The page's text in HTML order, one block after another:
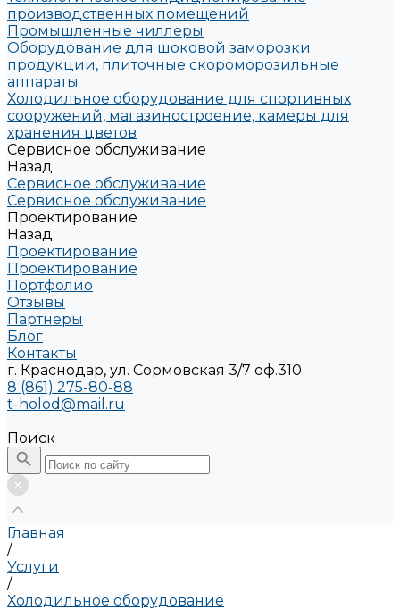
производственных помещений
Промышленные чиллеры
Оборудование для шоковой заморозки
продукции, плиточные скороморозильные
аппараты
Холодильное оборудование для спортивных
сооружений, магазиностроение, камеры для
хранения цветов
Сервисное обслуживание
Назад
Сервисное обслуживание
Сервисное обслуживание
Проектирование
Назад
Проектирование
Проектирование
Портфолио
Отзывы
Партнеры
Блог
Контакты
г. Краснодар, ул. Сормовская 3/7 оф.310
8 (861) 275-80-88
t-holod@mail.ru
Поиск
Главная
/
Услуги
/
Холодильное оборудование